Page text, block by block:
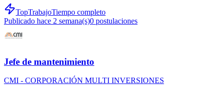
TopTrabajoTiempo completo
Publicado hace 2 semana(s)0 postulaciones
Jefe de mantenimiento
CMI - CORPORACIÓN MULTI INVERSIONES